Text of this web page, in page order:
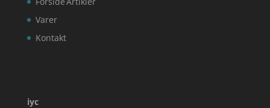
Varer
Kontakt
iyc